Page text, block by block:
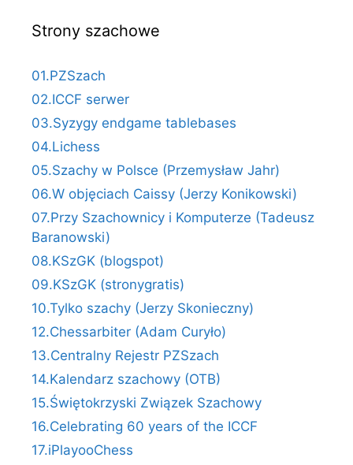
Strony szachowe
01.PZSzach
02.ICCF serwer
03.Syzygy endgame tablebases
04.Lichess
05.Szachy w Polsce (Przemysław Jahr)
06.W objęciach Caissy (Jerzy Konikowski)
07.Przy Szachownicy i Komputerze (Tadeusz
Baranowski)
08.KSzGK (blogspot)
09.KSzGK (stronygratis)
10.Tylko szachy (Jerzy Skonieczny)
12.Chessarbiter (Adam Curyło)
13.Centralny Rejestr PZSzach
14.Kalendarz szachowy (OTB)
15.Świętokrzyski Związek Szachowy
16.Celebrating 60 years of the ICCF
17.iPlayooChess